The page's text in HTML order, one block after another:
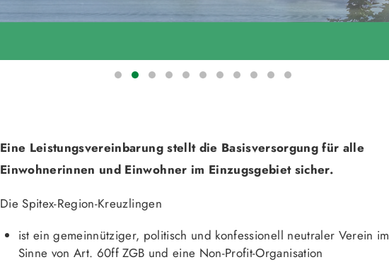
Eine Leistungsvereinbarung stellt die Basisversorgung für alle
Einwohnerinnen und Einwohner im Einzugsgebiet sicher.
Die Spitex-Region-Kreuzlingen
ist ein gemeinnütziger, politisch und konfessionell neutraler Verein im
Sinne von Art. 60ff ZGB und eine Non-Profit-Organisation